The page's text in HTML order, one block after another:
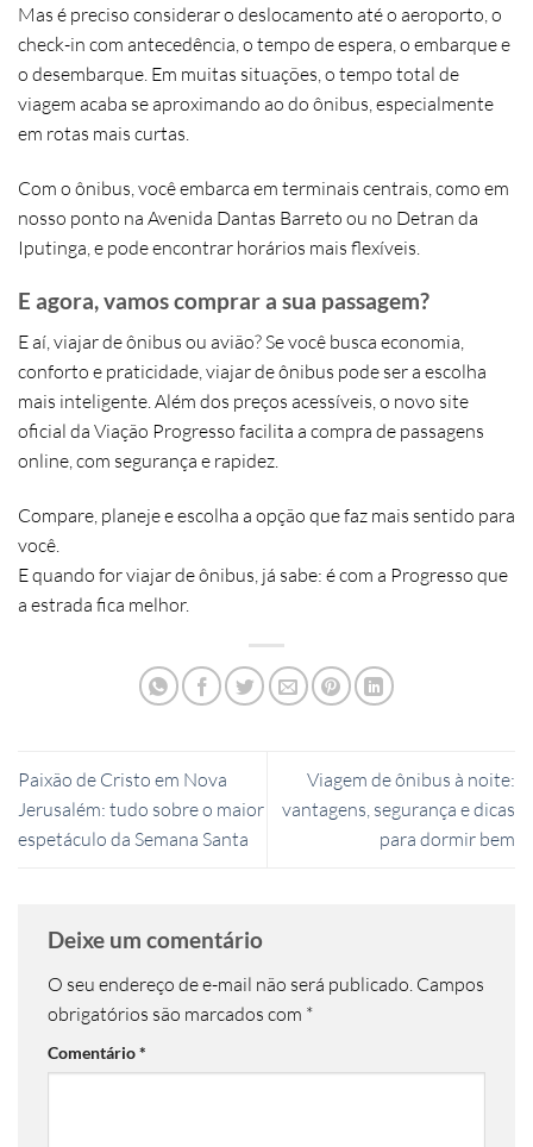
Mas é preciso considerar o deslocamento até o aeroporto, o
check-in com antecedência, o tempo de espera, o embarque e
o desembarque. Em muitas situações, o tempo total de
viagem acaba se aproximando ao do ônibus , especialmente
em rotas mais curtas.
Com o ônibus, você embarca em terminais centrais , como em
nosso ponto na Avenida Dantas Barreto ou no Detran da
Iputinga , e pode encontrar horários mais flexíveis
E agora, vamos comprar a sua passagem?
E aí, viajar de ônibus ou avião? Se você busca economia,
conforto e praticidade viajar de ônibus pode ser a escolha
mais inteligente . Além dos preços acessíveis, o novo site
oficial da Viação Progresso facilita a compra de passagens
online, com segurança e rapidez
Compare, planeje e escolha a opção que faz mais sentido para
você.
E quando for viajar de ônibus, já sabe: é com a Progresso que
a estrada fica melhor.
Paixão de Cristo em Nova
Jerusalém: tudo sobre o maior
espetáculo da Semana Santa
Viagem de ônibus à noite:
vantagens, segurança e dicas
para dormir bem
Deixe um comentário
O seu endereço de e-mail não será publicado. Campos
obrigatórios são marcados com *
Comentário*